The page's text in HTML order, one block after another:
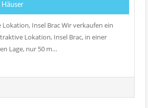
Häuser
Insel Brac Wir verkaufen ein
Lokation, Insel Brac, in einer
Lage, nur 50 m…